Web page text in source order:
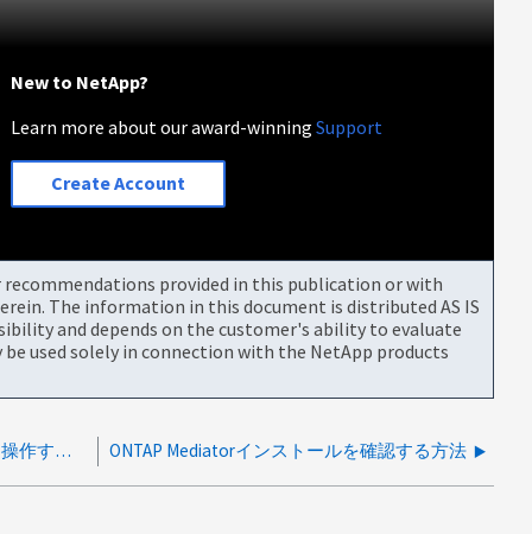
New to NetApp?
Learn more about our award-winningSupport
Create Account
provided in this publication or with
The information in this document is distributed AS IS
and depends on the customer's ability to evaluate
used solely in connection with the NetApp products
RCFジェネレータを使用してMetroCluster IPを操作する方法 ONTAP Mediatorインストールを確認する方法